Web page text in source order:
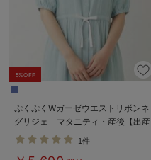
5%OFF
ぷくぷくWガーゼウエストリボンネ
グリジェ マタニティ・産後【出産
後も長く使える】
1件